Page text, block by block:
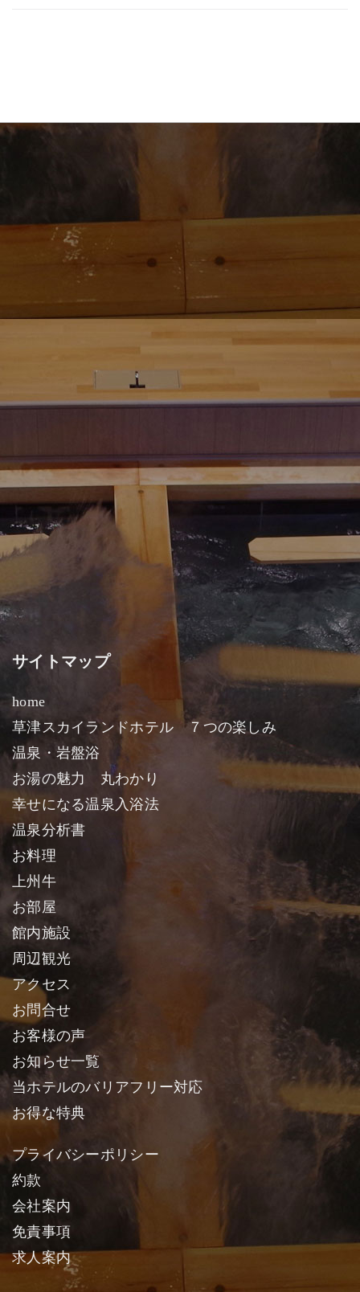
サイトマップ
home
草津スカイランドホテル ７つの楽しみ
温泉・岩盤浴
お湯の魅力 丸わかり
幸せになる温泉入浴法
温泉分析書
お料理
上州牛
お部屋
館内施設
周辺観光
アクセス
お問合せ
お客様の声
お知らせ一覧
当ホテルのバリアフリー対応
お得な特典
プライバシーポリシー
約款
会社案内
免責事項
求人案内